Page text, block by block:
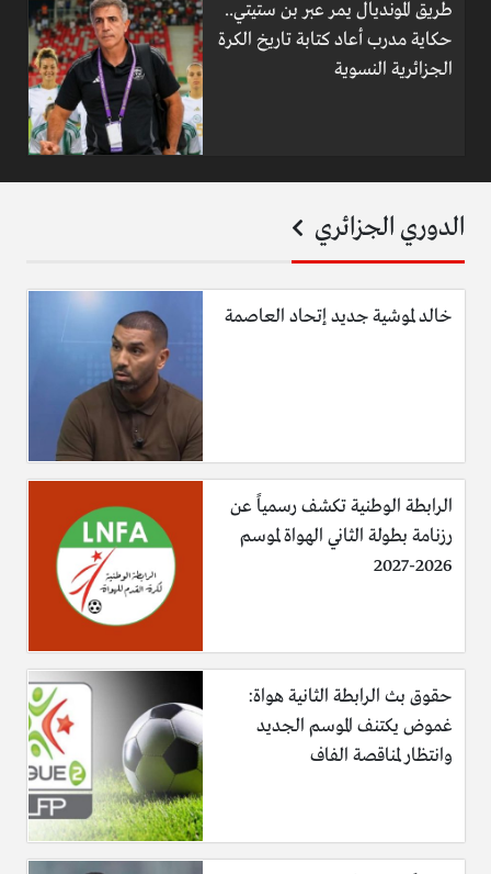
طريق المونديال يمر عبر بن ستيتي..
حكاية مدرب أعاد كتابة تاريخ الكرة
الجزائرية النسوية
الدوري الجزائري
خالد لموشية جديد إتحاد العاصمة
الرابطة الوطنية تكشف رسمياً عن
رزنامة بطولة الثاني الهواة لموسم
2026-2027
حقوق بث الرابطة الثانية هواة:
غموض يكتنف الموسم الجديد
وانتظار لمناقصة الفاف